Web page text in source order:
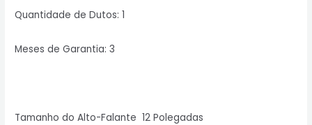
Quantidade de Dutos: 1
Meses de Garantia: 3
Tamanho do Alto-Falante 12 Polegadas